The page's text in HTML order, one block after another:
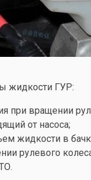
жидкости ГУР:
при вращении
от насоса;
жидкости в
рулевого